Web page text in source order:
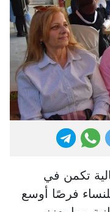
تكمن في
فرصًا أوسع